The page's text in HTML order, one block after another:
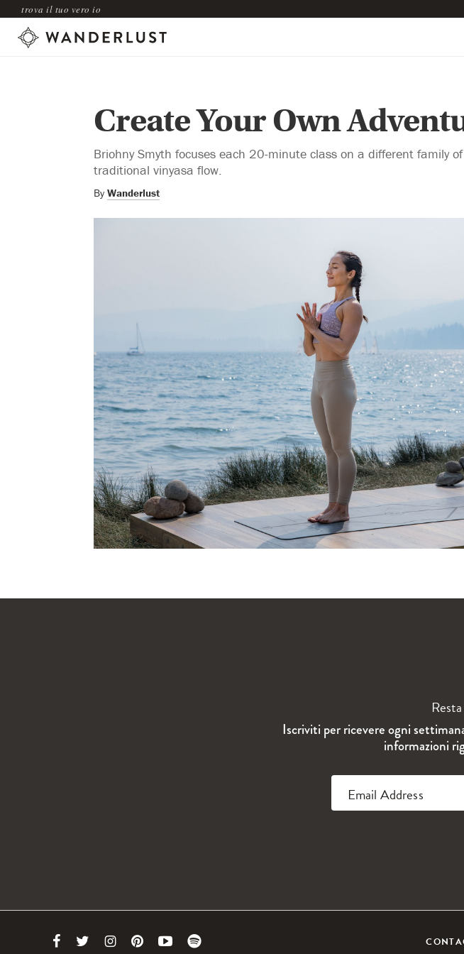
trova il tuo vero io
Create Your Own
Briohny Smyth focuses each 20-minute class on a different family
traditional vinyasa flow.
By Wanderlust
Iscriviti per ricevere ogni
informazioni
Email Address
Link Link Link Link Link